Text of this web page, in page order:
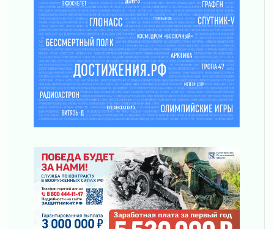
Вдохновлять, просвещать и объединять!
05 августа 2026
Не оставят в беде
05 августа 2026
На лидирующих позициях
04 августа 2026
Итоги конкурса «Лучший работник
Кадрового центра – 2026» подведены!
04 августа 2026
04 августа 2026
В Ленобласти растет потребление
мобильного трафика
04 августа 2026
Полумрак бьёт по карману
04 августа 2026